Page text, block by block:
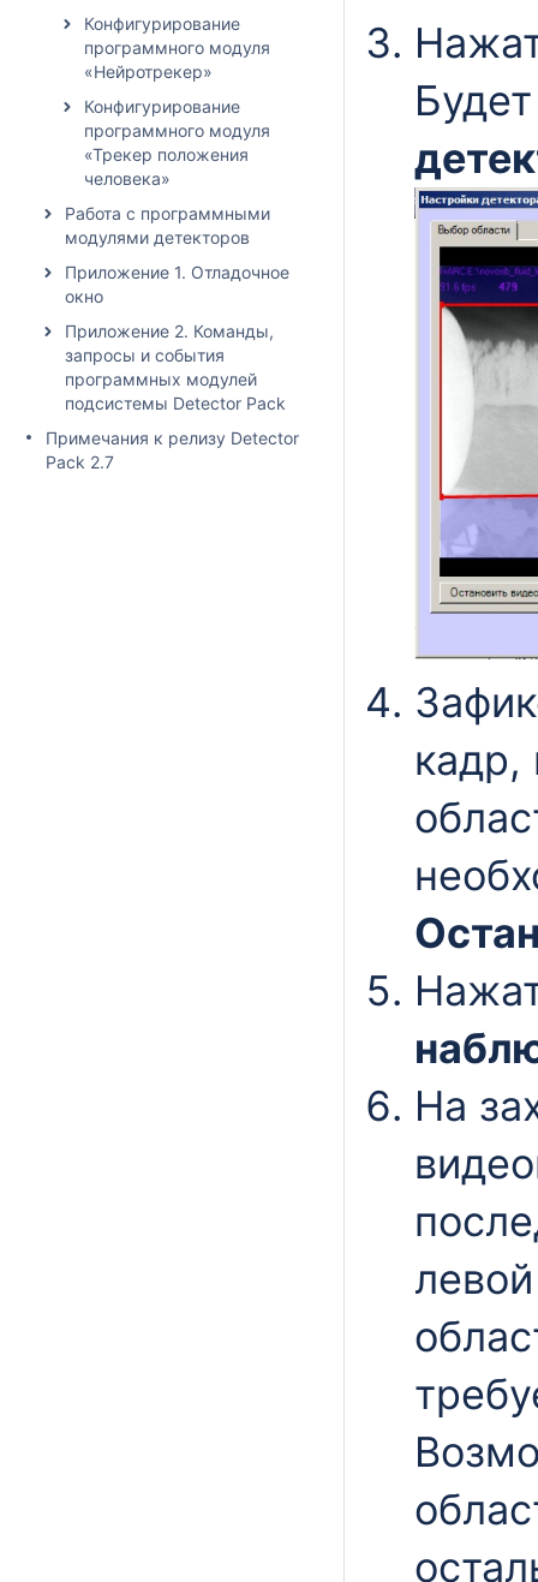
Конфигурирование
программного модуля
«Нейротрекер»
Конфигурирование
программного модуля
«Трекер положения
человека»
Работа с программными
модулями детекторов
Приложение 1. Отладочное
окно
Приложение 2. Команды,
запросы и события
программных модулей
подсистемы Detector Pack
Примечания к релизу Detector
Pack 2.7
кадр,
На